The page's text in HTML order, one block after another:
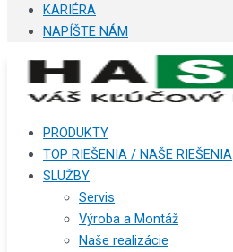
KARIÉRA
NAPÍŠTE NÁM
PRODUKTY
TOP RIEŠENIA / NAŠE RIEŠENIA
SLUŽBY
Servis
Výroba a Montáž
Naše realizácie